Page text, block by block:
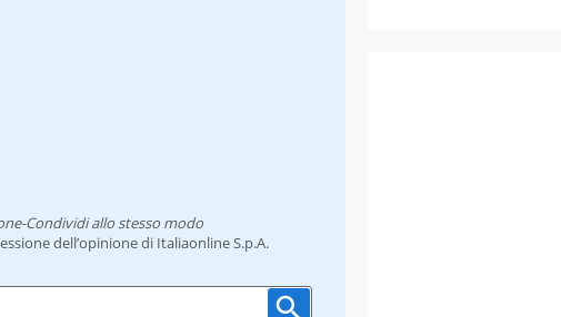
Condividi allo stesso modo
dell’opinione di Italiaonline S.p.A.